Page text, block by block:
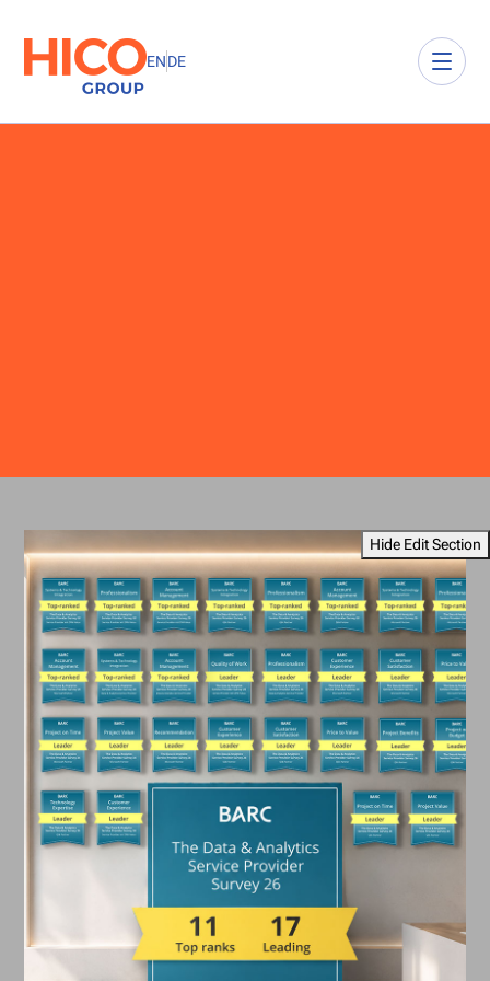
ENDE
Hide Edit Section